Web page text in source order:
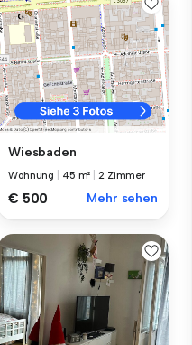
Wiesbaden
Wohnung 45 m² |2 Zimmer
€ 500 Mehr sehen